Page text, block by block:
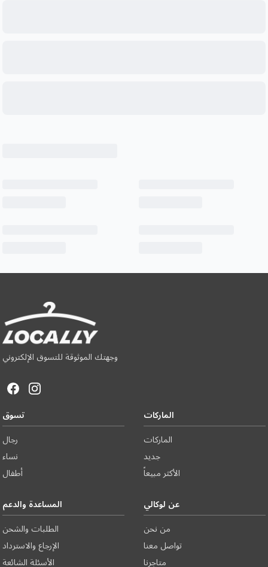
وجهتك الموثوقة للتسوق الإلكتروني
تسوق
رجال
نساء
أطفال
الماركات
الماركات
جديد
الأكثر مبيعاً
المساعدة والدعم
الطلبات والشحن
الإرجاع والاسترداد
الأسئلة الشائعة
عن لوكالي
من نحن
تواصل معنا
متاجرنا